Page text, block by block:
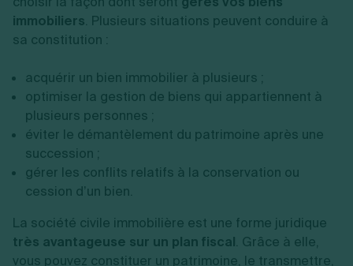
immobiliers. Plusieurs situations peuvent conduire à
sa constitution :
acquérir un bien immobilier à plusieurs ;
optimiser la gestion de biens qui appartiennent à
plusieurs personnes ;
éviter le démantèlement du patrimoine après une
succession ;
gérer les conflits relatifs à la conservation ou
cession d’un bien.
La société civile immobilière est une forme juridique
très avantageuse sur un plan fiscal. Grâce à elle,
vous pouvez constituer un patrimoine, le transmettre,